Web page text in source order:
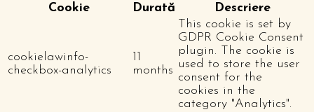
Cookie
Durată Descriere
cookielawinfo-
checkbox-analytics
11
months
This cookie is set by
GDPR Cookie Consent
plugin. The cookie is
used to store the user
consent for the
cookies in the
category "Analytics".